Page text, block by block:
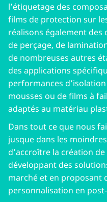
l’étiquetage des
films de protection sur
réalisons également
de perçage, de
de nombreuses autres
des applications
performances
mousses ou de films à
adaptés au matériau
Dans tout ce que nous
jusque dans les
d’accroître la création
développant des
marché et en proposant
personnalisation en